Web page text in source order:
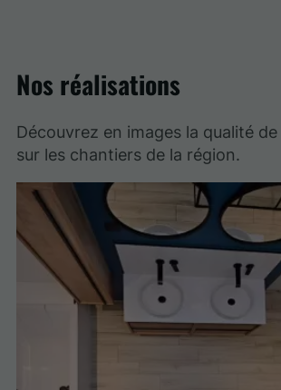
Nos réalisations
Découvrez en images la qualité
sur les chantiers de la région.